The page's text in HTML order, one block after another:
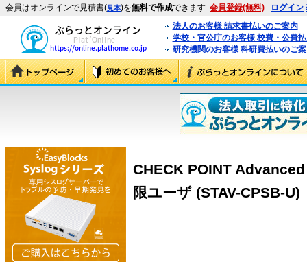
会員はオンラインで見積書(見本)を無料で作成できます 会員登録(無料) ログイン
法人のお客様 請求書払いのご案内
学校・官公庁のお客様 校費・公費
研究機関のお客様 科研費払いのご
CHECK POINT
限ユーザ (STAV-CPSB-U)